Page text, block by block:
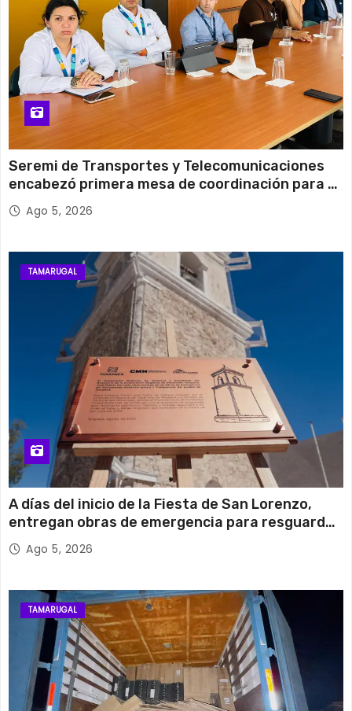
Seremi de Transportes y Telecomunicaciones
encabezó primera mesa de coordinación para el
retiro de cables en desuso en Iquique
Ago 5, 2026
TAMARUGAL
A días del inicio de la Fiesta de San Lorenzo,
entregan obras de emergencia para resguardar
su histórico campanario
Ago 5, 2026
TAMARUGAL